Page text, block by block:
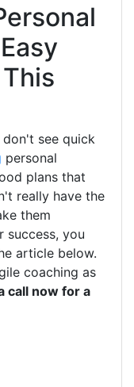
see quick
personal
plans that
really have the
them
success, you
article below.
coaching as
call now for a